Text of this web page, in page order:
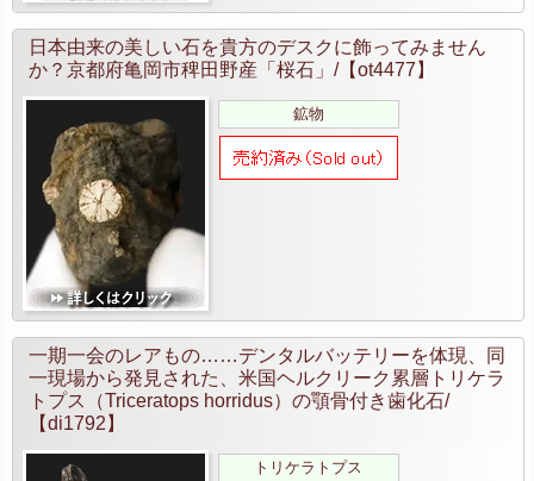
日本由来の美しい石を貴方のデスクに飾ってみません
か？京都府亀岡市稗田野産「桜石」/【ot4477】
鉱物
一期一会のレアもの……デンタルバッテリーを体現、同
一現場から発見された、米国ヘルクリーク累層トリケラ
トプス（Triceratops horridus）の顎骨付き歯化石/
【di1792】
トリケラトプス